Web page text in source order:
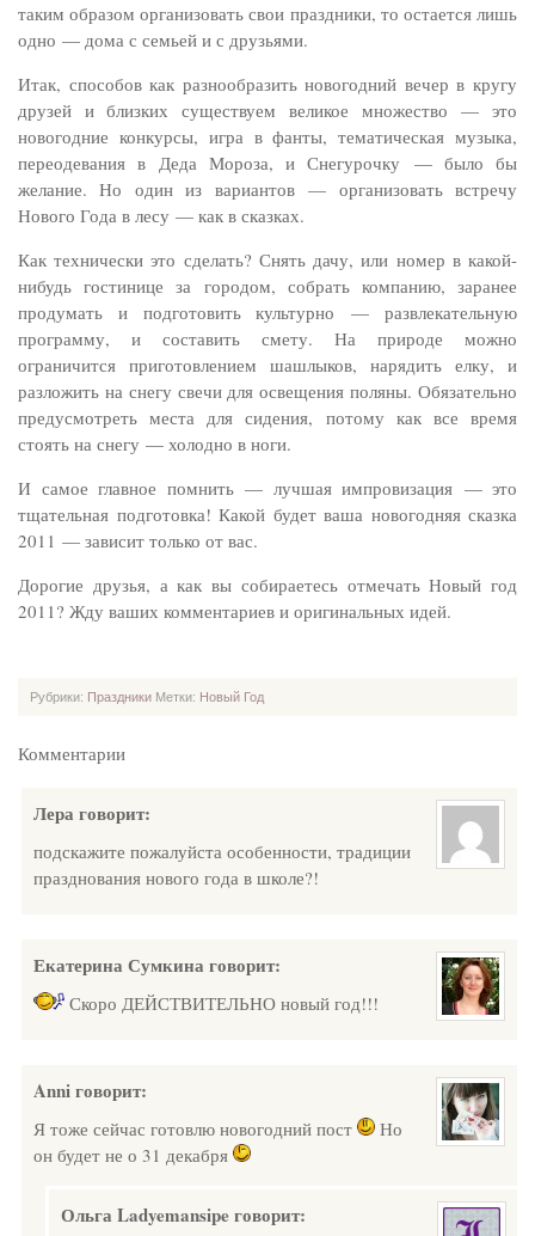
таким образом организовать свои праздники, то остается лишь
одно — дома с семьей и с друзьями.
Итак, способов как разнообразить новогодний вечер в кругу
друзей и близких существуем великое множество — это
новогодние конкурсы, игра в фанты, тематическая музыка,
переодевания в Деда Мороза, и Снегурочку — было бы
желание. Но один из вариантов — организовать встречу
Нового Года в лесу — как в сказках.
Как технически это сделать? Снять дачу, или номер в какой-
нибудь гостинице за городом, собрать компанию, заранее
продумать и подготовить культурно — развлекательную
программу, и составить смету. На природе можно
ограничится приготовлением шашлыков, нарядить елку, и
разложить на снегу свечи для освещения поляны. Обязательно
предусмотреть места для сидения, потому как все время
стоять на снегу — холодно в ноги.
И самое главное помнить — лучшая импровизация — это
тщательная подготовка! Какой будет ваша новогодняя сказка
2011 — зависит только от вас.
Дорогие друзья, а как вы собираетесь отмечать Новый год
2011? Жду ваших комментариев и оригинальных идей.
Рубрики: Праздники Метки: Новый Год
Комментарии
Лера говорит:
подскажите пожалуйста особенности, традиции
празднования нового года в школе?!
Екатерина Сумкина говорит:
Скоро ДЕЙСТВИТЕЛЬНО новый год!!!
Anniговорит:
Я тоже сейчас готовлю новогодний пост
Но
он будет не о 31 декабря
Ольга Ladyemansipe говорит: